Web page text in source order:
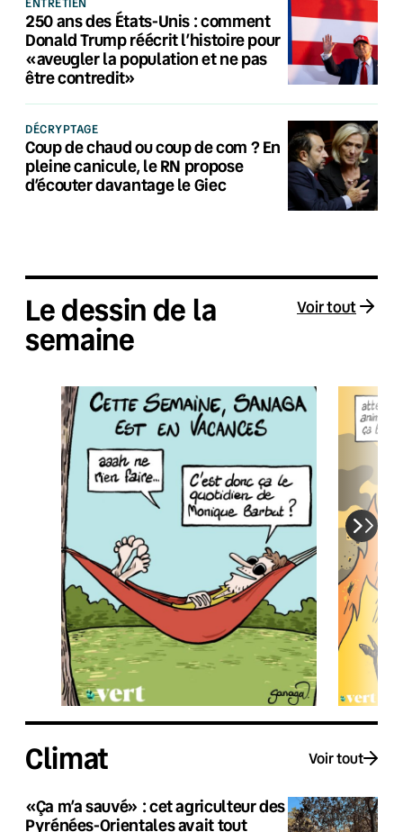
250 ans des États-Unis : comment
Donald Trump réécrit l’histoire pour
«aveugler la population et ne pas
être contredit»
DÉCRYPTAGE
Coup de chaud ou coup de com ? En
pleine canicule, le RN propose
d’écouter davantage le Giec
Le dessin de la
semaine
Voir tout
Climat Voir tout
«Ça m’a sauvé» : cet agriculteur des
Pyrénées-Orientales avait tout